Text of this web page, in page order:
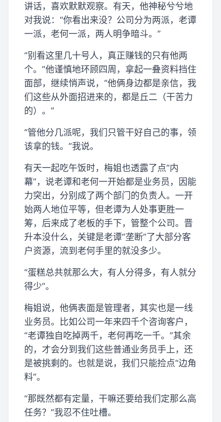
讲话，喜欢默默观察。有天，他神秘兮兮地
对我说：“你看出来没？公司分为两派，老谭
一派，老何一派，两人明争暗斗。”
“别看这里几十号人，真正赚钱的只有他两
个。”他谨慎地环顾四周，拿起一叠资料挡住
面部，继续悄声说，“他俩身边都是亲信，我
们这些从外面招进来的，都是丘二（干苦力
的）。”
“管他分几派呢，我们只管干好自己的事，领
该拿的钱。”我说。
有天一起吃午饭时，梅姐也透露了点“内
幕”，说老谭和老何一开始都是业务员，因能
力突出，分别成了两个部门的负责人。一开
始两人地位平等，但老谭为人处事更胜一
筹，后来成了老板的手下，管整个公司。晋
升本没什么，关键是老谭“垄断”了大部分客
户资源，流到老何手里的就没多少。
“蛋糕总共就那么大，有人分得多，有人就分
得少”。
梅姐说，他俩表面是管理者，其实也是一线
业务员。比如公司一年来四千个咨询客户，
“老谭独自吃掉两千，老何再吃一千。”其余
的，才会分到我们这些普通业务员手上，还
是被挑剩的。也就是说，我们只能捡点“边角
料”。
“那既然都有定量，干嘛还要给我们定那么高
任务？”我忍不住吐槽。